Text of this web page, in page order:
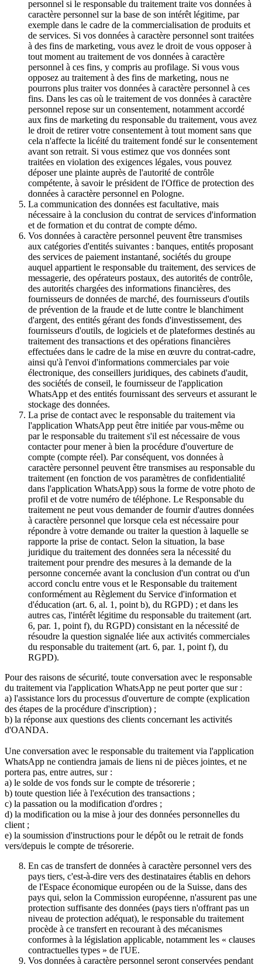
personnel si le responsable du traitement traite vos données à
caractère personnel sur la base de son intérêt légitime, par
exemple dans le cadre de la commercialisation de produits et
de services. Si vos données à caractère personnel sont traitées
à des fins de marketing, vous avez le droit de vous opposer à
tout moment au traitement de vos données à caractère
personnel à ces fins, y compris au profilage. Si vous vous
opposez au traitement à des fins de marketing, nous ne
pourrons plus traiter vos données à caractère personnel à ces
fins. Dans les cas où le traitement de vos données à caractère
personnel repose sur un consentement, notamment accordé
aux fins de marketing du responsable du traitement, vous avez
le droit de retirer votre consentement à tout moment sans que
cela n'affecte la licéité du traitement fondé sur le consentement
avant son retrait. Si vous estimez que vos données sont
traitées en violation des exigences légales, vous pouvez
déposer une plainte auprès de l'autorité de contrôle
compétente, à savoir le président de l'Office de protection des
données à caractère personnel en Pologne.
La communication des données est facultative, mais
nécessaire à la conclusion du contrat de services d'information
et de formation et du contrat de compte démo.
Vos données à caractère personnel peuvent être transmises
aux catégories d'entités suivantes : banques, entités proposant
des services de paiement instantané, sociétés du groupe
auquel appartient le responsable du traitement, des services de
messagerie, des opérateurs postaux, des autorités de contrôle,
des autorités chargées des informations financières, des
fournisseurs de données de marché, des fournisseurs d'outils
de prévention de la fraude et de lutte contre le blanchiment
d'argent, des entités gérant des fonds d'investissement, des
fournisseurs d'outils, de logiciels et de plateformes destinés au
traitement des transactions et des opérations financières
effectuées dans le cadre de la mise en œuvre du contrat-cadre,
ainsi qu'à l'envoi d'informations commerciales par voie
électronique, des conseillers juridiques, des cabinets d'audit,
des sociétés de conseil, le fournisseur de l'application
WhatsApp et des entités fournissant des serveurs et assurant le
stockage des données.
La prise de contact avec le responsable du traitement via
l'application WhatsApp peut être initiée par vous-même ou
par le responsable du traitement s'il est nécessaire de vous
contacter pour mener à bien la procédure d'ouverture de
compte (compte réel). Par conséquent, vos données à
caractère personnel peuvent être transmises au responsable du
traitement (en fonction de vos paramètres de confidentialité
dans l'application WhatsApp) sous la forme de votre photo de
profil et de votre numéro de téléphone. Le Responsable du
traitement ne peut vous demander de fournir d'autres données
à caractère personnel que lorsque cela est nécessaire pour
répondre à votre demande ou traiter la question à laquelle se
rapporte la prise de contact. Selon la situation, la base
juridique du traitement des données sera la nécessité du
traitement pour prendre des mesures à la demande de la
personne concernée avant la conclusion d'un contrat ou d'un
accord conclu entre vous et le Responsable du traitement
conformément au Règlement du Service d'information et
d'éducation (art. 6, al. 1, point b), du RGPD) ; et dans les
autres cas, l'intérêt légitime du responsable du traitement (art.
6, par. 1, point f), du RGPD) consistant en la nécessité de
résoudre la question signalée liée aux activités commerciales
du responsable du traitement (art. 6, par. 1, point f), du
RGPD).
Pour des raisons de sécurité, toute conversation avec le responsable
du traitement via l'application WhatsApp ne peut porter que sur :
a) l'assistance lors du processus d'ouverture de compte (explication
des étapes de la procédure d'inscription) ;
b) la réponse aux questions des clients concernant les activités
d'OANDA.
Une conversation avec le responsable du traitement via l'application
WhatsApp ne contiendra jamais de liens ni de pièces jointes, et ne
portera pas, entre autres, sur :
a) le solde de vos fonds sur le compte de trésorerie ;
b) toute question liée à l'exécution des transactions ;
c) la passation ou la modification d'ordres ;
d) la modification ou la mise à jour des données personnelles du
client ;
e) la soumission d'instructions pour le dépôt ou le retrait de fonds
vers/depuis le compte de trésorerie.
En cas de transfert de données à caractère personnel vers des
pays tiers, c'est-à-dire vers des destinataires établis en dehors
de l'Espace économique européen ou de la Suisse, dans des
pays qui, selon la Commission européenne, n'assurent pas une
protection suffisante des données (pays tiers n'offrant pas un
niveau de protection adéquat), le responsable du traitement
procède à ce transfert en recourant à des mécanismes
conformes à la législation applicable, notamment les « clauses
contractuelles types » de l'UE.
Vos données à caractère personnel seront conservées pendant